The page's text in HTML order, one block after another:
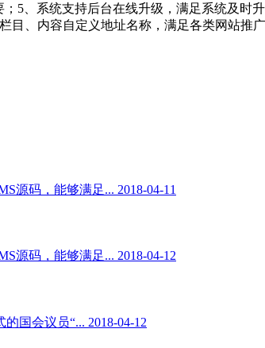
5、系统支持后台在线升级，满足系统及时升
目、内容自定义地址名称，满足各类网站推
源码，能够满足... 2018-04-11
源码，能够满足... 2018-04-12
国会议员“... 2018-04-12